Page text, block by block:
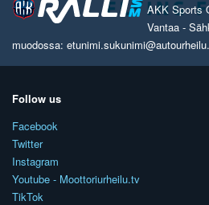
AKK Sports
Vantaa -
muodossa:
Follow us
Facebook
Twitter
Instagram
Youtube - Moottoriurheilu.tv
TikTok